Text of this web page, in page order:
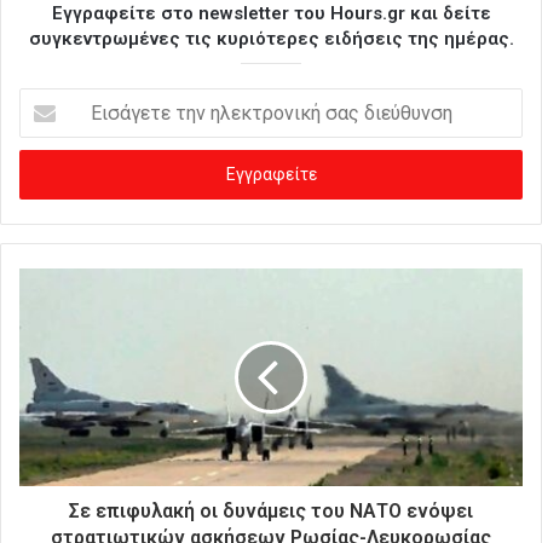
Εγγραφείτε στο newsletter του Hours.gr και δείτε
συγκεντρωμένες τις κυριότερες ειδήσεις της ημέρας.
σ
γ
ε
η
λ
ε
κ
τ
Σε επιφυλακή οι δυνάμεις του ΝΑΤΟ ενόψει
στρατιωτικών ασκήσεων Ρωσίας-Λευκορωσίας